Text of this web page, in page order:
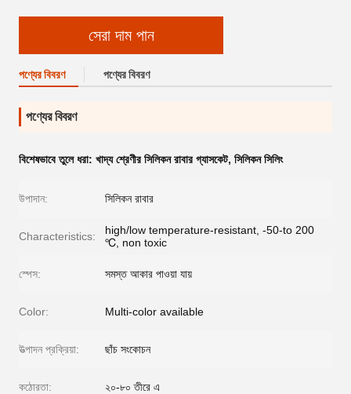
সেরা দাম পান
পণ্যের বিবরণ পণ্যের বিবরণ
পণ্যের বিবরণ
বিশেষভাবে তুলে ধরা: খাদ্য শ্রেণীর সিলিকন রাবার গ্যাসকেট, সিলিকন সিলিং
উপাদান: সিলিকন রাবার
Characteristics:
high/low temperature-resistant, -50-to 200
℃, non toxic
স্পেস: সমস্ত আকার পাওয়া যায়
Color: Multi-color available
উত্পাদন প্রক্রিয়া: ছাঁচ সংকোচন
কঠোরতা: ২০-৮০ তীরে এ